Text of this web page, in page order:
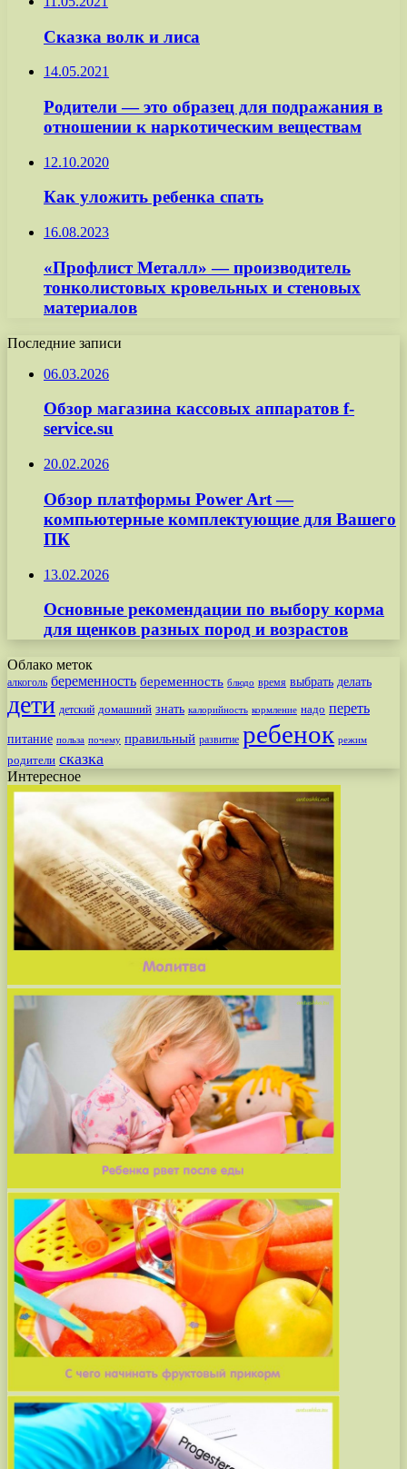
Сказка волк и лиса
14.05.2021
Родители — это образец для подражания в
отношении к наркотическим веществам
12.10.2020
Как уложить ребенка спать
16.08.2023
«Профлист Металл» — производитель
тонколистовых кровельных и стеновых
материалов
Последние записи
06.03.2026
Обзор магазина кассовых аппаратов f-
service.su
20.02.2026
Обзор платформы Power Art —
компьютерные комплектующие для Вашего
ПК
13.02.2026
Основные рекомендации по выбору корма
для щенков разных пород и возрастов
Облако меток
алкоголь беременность беременность блюдо время выбрать делать
дети детский домашний знать калорийность кормление надо переть
питание польза почему правильный развитие ребенок режим
родители сказка
Интересное